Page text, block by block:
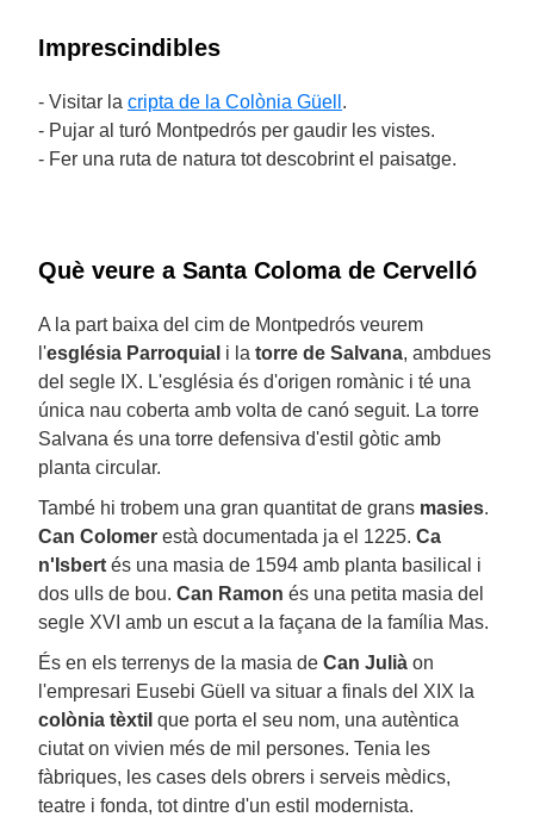
Imprescindibles
- Visitar la cripta de la Colònia Güell .
- Pujar al turó Montpedrós per gaudir les vistes.
- Fer una ruta de natura tot descobrint el paisatge.
Què veure a Santa Coloma de Cervelló
A la part baixa del cim de Montpedrós veurem
l'església Parroquial i la torre de Salvana, ambdues
del segle IX. L'església és d'origen romànic i té una
única nau coberta amb volta de canó seguit. La torre
Salvana és una torre defensiva d'estil gòtic amb
planta circular.
També hi trobem una gran quantitat de grans masies.
Can Colomer està documentada ja el 1225. Ca
n'Isbert és una masia de 1594 amb planta basilical i
dos ulls de bou. Can Ramon és una petita masia del
segle XVI amb un escut a la façana de la família Mas.
És en els terrenys de la masia de Can Julià on
l'empresari Eusebi Güell va situar a finals del XIX la
colònia tèxtil que porta el seu nom, una autèntica
ciutat on vivien més de mil persones. Tenia les
fàbriques, les cases dels obrers i serveis mèdics,
teatre i fonda, tot dintre d'un estil modernista.